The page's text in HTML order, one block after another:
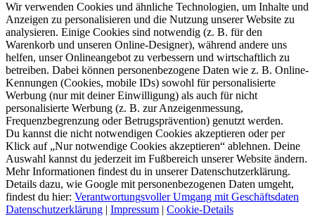
Wir verwenden Cookies und ähnliche Technologien, um Inhalte und
Anzeigen zu personalisieren und die Nutzung unserer Website zu
analysieren. Einige Cookies sind notwendig (z. B. für den
Warenkorb und unseren Online-Designer), während andere uns
helfen, unser Onlineangebot zu verbessern und wirtschaftlich zu
betreiben. Dabei können personenbezogene Daten wie z. B. Online-
Kennungen (Cookies, mobile IDs) sowohl für personalisierte
Werbung (nur mit deiner Einwilligung) als auch für nicht
personalisierte Werbung (z. B. zur Anzeigenmessung,
Frequenzbegrenzung oder Betrugsprävention) genutzt werden.
Du kannst die nicht notwendigen Cookies akzeptieren oder per
Klick auf „Nur notwendige Cookies akzeptieren“ ablehnen. Deine
Auswahl kannst du jederzeit im Fußbereich unserer Website ändern.
Mehr Informationen findest du in unserer Datenschutzerklärung.
Details dazu, wie Google mit personenbezogenen Daten umgeht,
findest du hier: Verantwortungsvoller Umgang mit Geschäftsdaten
Datenschutzerklärung | Impressum | Cookie-Details